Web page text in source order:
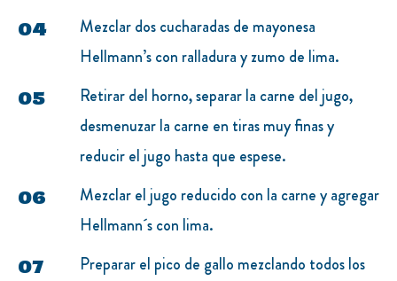
Mezclar dos cucharadas de mayonesa
Hellmann’s con ralladura y zumo de lima.
Retirar del horno, separar la carne del jugo,
desmenuzar la carne en tiras muy finas y
reducir el jugo hasta que espese.
Mezclar el jugo reducido con la carne y agregar
Hellmann´s con lima.
Preparar el pico de gallo mezclando todos los